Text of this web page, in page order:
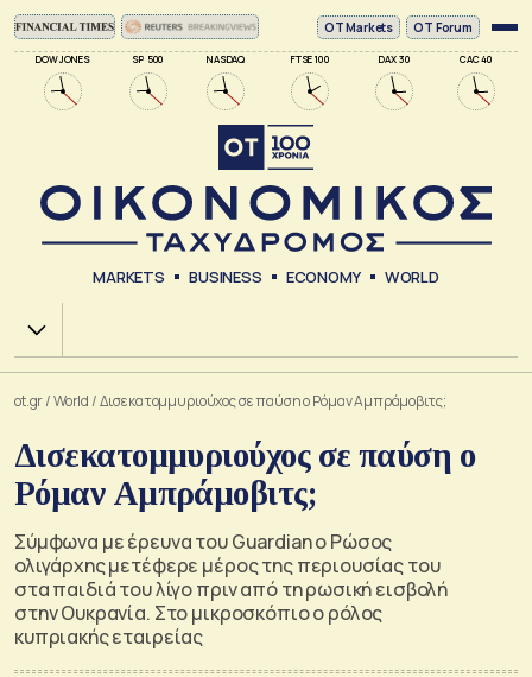
DOW JONES SP 500 NASDAQ FTSE 100 DAX 30 CAC 40
ΟΤ Markets OT Forum
MARKETS BUSINESS ECONOMY WORLD
Χ.Α.
ot.gr/World /Δισεκατομμυριούχος σε παύση ο Ρόμαν Αμπράμοβιτς;
Δισεκατομμυριούχος σε παύση ο
Ρόμαν Αμπράμοβιτς;
Σύμφωνα με έρευνα του Guardian ο Ρώσος
ολιγάρχης μετέφερε μέρος της περιουσίας του
στα παιδιά του λίγο πριν από τη ρωσική εισβολή
στην Ουκρανία. Στο μικροσκόπιο ο ρόλος
κυπριακής εταιρείας